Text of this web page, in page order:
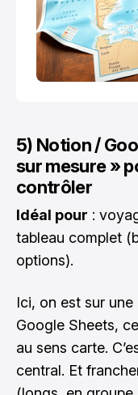
5) Notion /
sur mesure »
contrôler
Idéal pour :
tableau complet
options).
Ici, on est sur
Google Sheets,
au sens carte.
central. Et